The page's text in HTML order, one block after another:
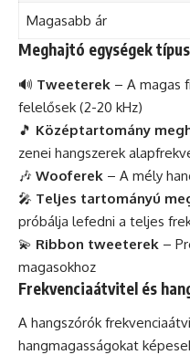
Magasabb ár
Meghajtó egységek
🔊 Tweeterek – A magas
felelősek (2-20 kHz)
🎵 Középtartomány
zenei hangszerek
🎶 Wooferek – A mély
🎤 Teljes tartományú
próbálja lefedni a teljes
💫 Ribbon tweeterek –
magasokhoz
Frekvenciaátvitel és
A hangszórók
hangmagasságokat